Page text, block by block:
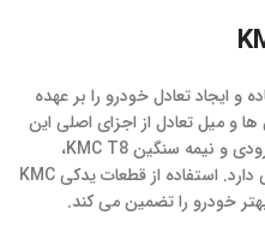
ایجاد تعادل خودرو را بر عهده
و میل تعادل از اجزای اصلی این
سیستم هستند. با توجه به کاربری آفرودی و نیمه سنگین KMC T8،
سلامت سیستم تعلیق اهمیت ویژه ای دارد. استفاده از قطعات یدکی KMC